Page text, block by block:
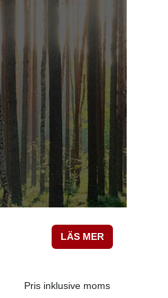
LÄS MER
Pris inklusive moms